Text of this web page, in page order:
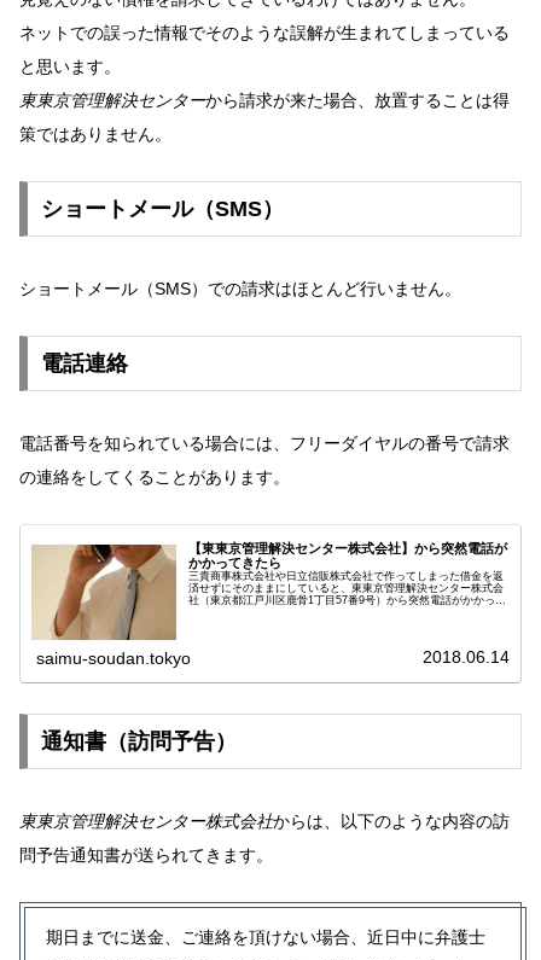
ネットでの誤った情報でそのような誤解が生まれてしまっている
と思います。
東東京管理解決センターから請求が来た場合、放置することは得
策ではありません。
ショートメール（SMS）
ショートメール（SMS）での請求はほとんど行いません。
電話連絡
電話番号を知られている場合には、フリーダイヤルの番号で請求
の連絡をしてくることがあります。
【東東京管理解決センター株式会社】から突然電話が
かかってきたら
三貴商事株式会社や日立信販株式会社で作ってしまった借金を返
済せずにそのままにしていると、東東京管理解決センター株式会
社（東京都江戸川区鹿骨1丁目57番9号）から突然電話がかかって
saimu-soudan.tokyo 2018.06.14
通知書（訪問予告）
東東京管理解決センター株式会社からは、以下のような内容の訪
問予告通知書が送られてきます。
期日までに送金、ご連絡を頂けない場合、近日中に弁護士